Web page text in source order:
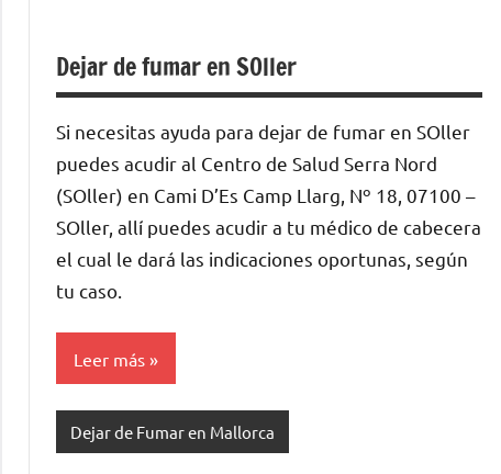
Dejar de fumar en SOller
Si necesitas ayuda para dejar de fumar en SOller
puedes acudir al Centro de Salud Serra Nord
(SOller) en Cami D’Es Camp Llarg, Nº 18, 07100 –
SOller, allí puedes acudir a tu médico de cabecera
el cual le dará las indicaciones oportunas, según
tu caso.
Leer más
Dejar de Fumar en Mallorca